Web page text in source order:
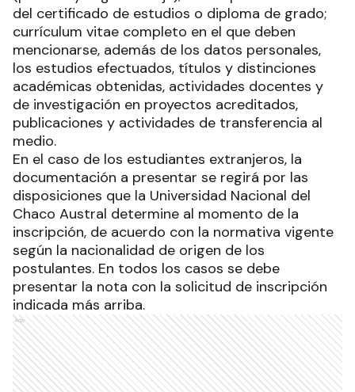
del certificado de estudios o diploma de grado;
currículum vitae completo en el que deben
mencionarse, además de los datos personales,
los estudios efectuados, títulos y distinciones
académicas obtenidas, actividades docentes y
de investigación en proyectos acreditados,
publicaciones y actividades de transferencia al
medio.
En el caso de los estudiantes extranjeros, la
documentación a presentar se regirá por las
disposiciones que la Universidad Nacional del
Chaco Austral determine al momento de la
inscripción, de acuerdo con la normativa vigente
según la nacionalidad de origen de los
postulantes. En todos los casos se debe
presentar la nota con la solicitud de inscripción
indicada más arriba.
Ads